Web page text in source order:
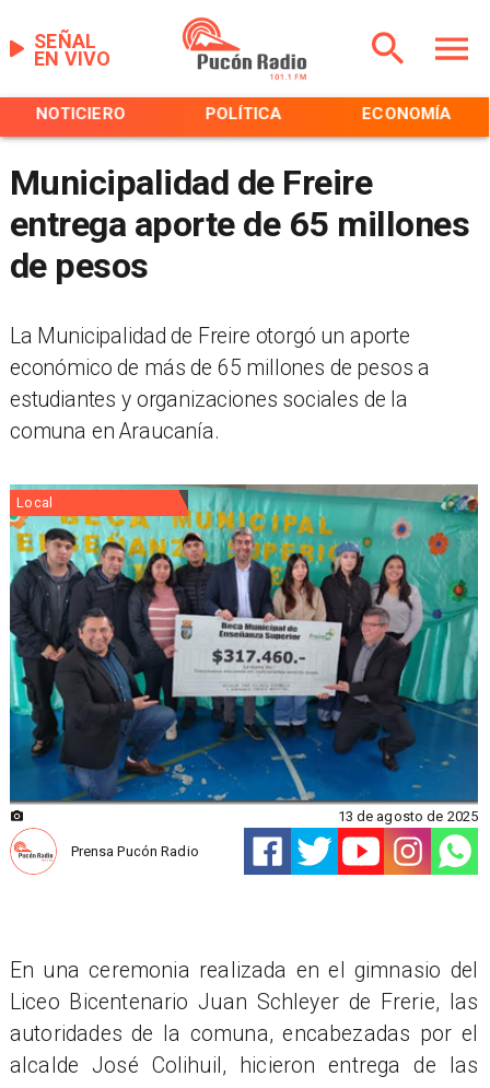
EN VIVO
SEÑAL
POLÍTICA ECONOMÍA POLICIAL
Municipalidad de Freire
entrega aporte de 65 millones
de pesos
La Municipalidad de Freire otorgó un aporte
económico de más de 65 millones de pesos a
estudiantes y organizaciones sociales de la
comuna en Araucanía.
Local
Prensa Pucón Radio
13 de agosto de 2025
En una ceremonia realizada en el gimnasio del
Liceo Bicentenario Juan Schleyer de Frerie, las
autoridades de la comuna, encabezadas por el
alcalde José Colihuil, hicieron entrega de las